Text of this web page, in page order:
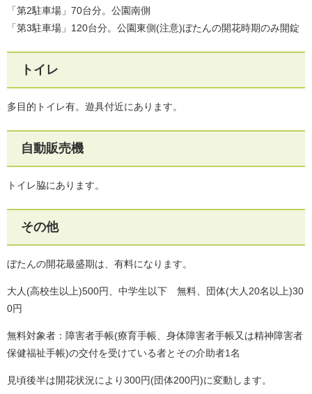
「第2駐車場」70台分。公園南側
「第3駐車場」120台分。公園東側(注意)ぼたんの開花時期のみ開錠
トイレ
多目的トイレ有。遊具付近にあります。
自動販売機
トイレ脇にあります。
その他
ぼたんの開花最盛期は、有料になります。
大人(高校生以上)500円、中学生以下 無料、団体(大人20名以上)30
0円
無料対象者：障害者手帳(療育手帳、身体障害者手帳又は精神障害者
保健福祉手帳)の交付を受けている者とその介助者1名
見頃後半は開花状況により300円(団体200円)に変動します。